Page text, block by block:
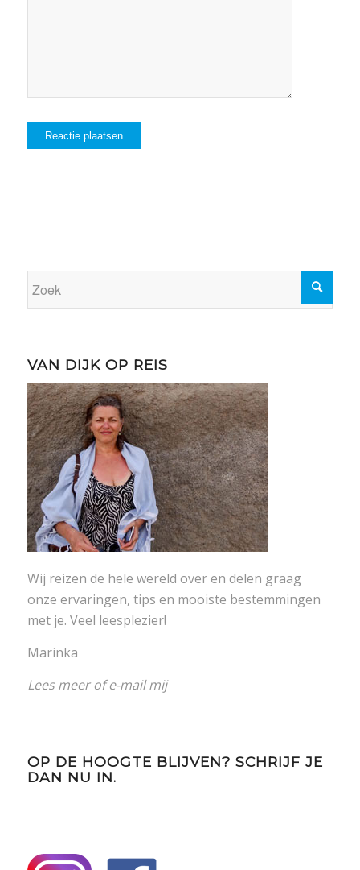
VAN DIJK OP REIS
Wij reizen de hele wereld over en delen graag
onze ervaringen, tips en mooiste bestemmingen
met je. Veel leesplezier!
Marinka
Lees meerofe-mail mij
OP DE HOOGTE BLIJVEN? SCHRIJF JE
DAN NU IN.